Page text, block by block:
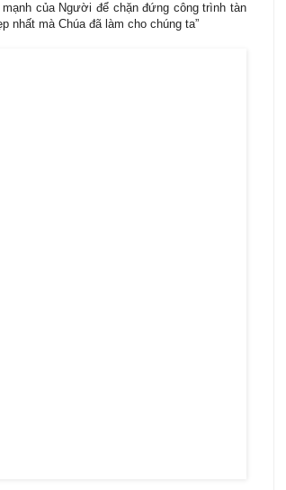
của Người để chặn đứng công trình tàn
nhất mà Chúa đã làm cho chúng ta”